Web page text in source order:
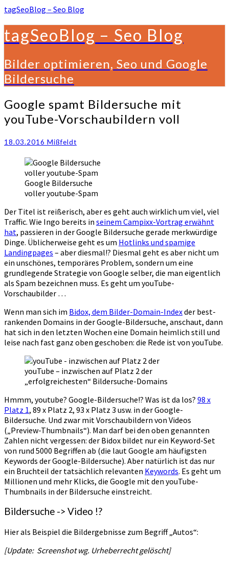
tagSeoBlog – Seo Blog
tagSeoBlog – Seo Blog
Bilder optimieren, Seo und Google
Bildersuche
Google
spamt
Bildersuche
youTube-
Google spamt Bildersuche mit
youTube-Vorschaubildern voll
18.03.2016 Mißfeldt
Google Bildersuche
voller youtube-Spam
Der Titel ist reißerisch, aber es geht auch wirklich um viel, viel
Traffic. Wie Ingo bereits in seinem Campixx-Vortrag erwähnt
hat, passieren in der Google Bildersuche gerade merkwürdige
Dinge. Üblicherweise geht es um Hotlinks und spamige
Landingpages – aber diesmal!? Diesmal geht es aber nicht um
ein unschönes, temporäres Problem, sondern um eine
grundlegende Strategie von Google selber, die man eigentlich
als Spam bezeichnen muss. Es geht um youTube-
Vorschaubilder …
Wenn man sich im Bidox, dem Bilder-Domain-Indexder best-
rankenden Domains in der Google-Bildersuche, anschaut, dann
hat sich in den letzten Wochen eine Domain heimlich still und
leise nach fast ganz oben geschoben: die Rede ist von youTube.
youTube – inzwischen auf Platz 2 der
„erfolgreichesten“ Bildersuche-Domains
Hmmm, youtube? Google-Bildersuche!? Was ist da los? 98 x
Platz 1, 89 x Platz 2, 93 x Platz 3 usw. in der Google-
Bildersuche. Und zwar mit Vorschaubildern von Videos
(„Preview-Thumbnails“). Man darf bei den oben genannten
Zahlen nicht vergessen: der Bidox bildet nur ein Keyword-Set
von rund 5000 Begriffen ab (die laut Google am häufigsten
Keywords der Google-Bildersuche). Aber natürlich ist das nur
ein Bruchteil der tatsächlich relevanten Keywords. Es geht um
Millionen und mehr Klicks, die Google mit den youTube-
Thumbnails in der Bildersuche einstreicht.
Bildersuche -> Video !?
Hier als Beispiel die Bildergebnisse zum Begriff „Autos“:
[Update: Screenshot wg. Urheberrecht gelöscht]